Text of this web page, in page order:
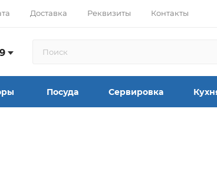
Доставка Реквизиты Контакты
Посуда Сервировка